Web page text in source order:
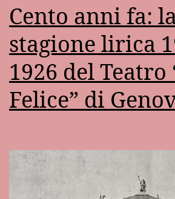
Cento anni fa:
stagione lirica
1926 del Teatro
Felice” di